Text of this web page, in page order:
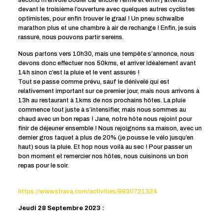
devant le troisième l’ouverture avec quelques autres cyclistes
optimistes, pour enfin trouver le graal ! Un pneu schwalbe
marathon plus et une chambre à air de rechange ! Enfin, je suis
rassuré, nous pouvons partir sereins.
Nous partons vers 10h30, mais une tempête s’annonce, nous
devons donc effectuer nos 50kms, et arriver idéalement avant
14h sinon c’est la pluie et le vent assurés !
Tout se passe comme prévu, sauf le dénivelé qui est
relativement important sur ce premier jour, mais nous arrivons à
13h au restaurant à 1kms de nos prochains hôtes. La pluie
commence tout juste à s’intensifier, mais nous sommes au
chaud avec un bon repas ! Jane, notre hôte nous rejoint pour
finir de déjeuner ensemble ! Nous rejoignons sa maison, avec un
dernier gros taquet à plus de 20% (je pousse le vélo jusqu’en
haut) sous la pluie. Et hop nous voilà au sec ! Pour passer un
bon moment et remercier nos hôtes, nous cuisinons un bon
repas pour le soir.
https://www.strava.com/activities/9930721324
Jeudi 28 Septembre 2023 :